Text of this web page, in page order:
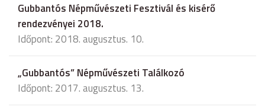
Gubbantós Népművészeti Fesztivál és kisérő
rendezvényei 2018.
Időpont: 2018. augusztus. 10.
„Gubbantós” Népművészeti Találkozó
Időpont: 2017. augusztus. 13.